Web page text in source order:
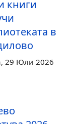
книги
в
29 Юли 2026